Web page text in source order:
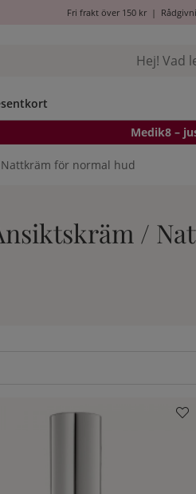
Fri frakt över 150 kr|
Medik8 –
Nattkräm för normal hud
/